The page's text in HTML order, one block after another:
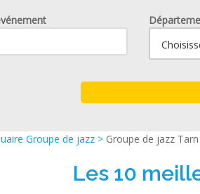
Groupe de jazz > Groupe de jazz
Les 10